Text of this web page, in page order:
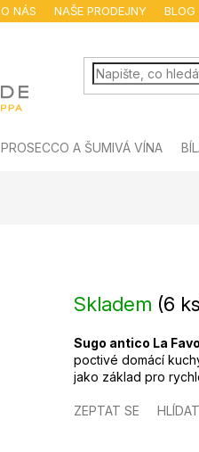
O NÁS NAŠE PRODEJNY BLOG
PROSECCO A ŠUMIVÁ VÍNA
Skladem (6 ks
Sugo antico La
poctivé domácí
jako základ pro
ZEPTAT SE HLÍDAT